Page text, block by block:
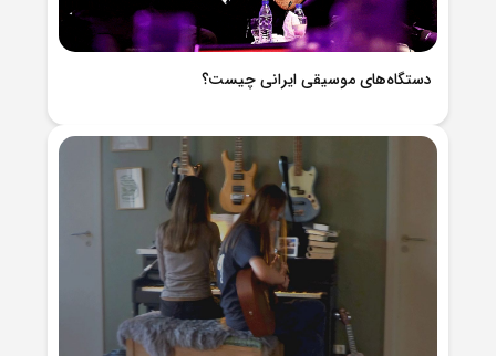
دستگاه‌های موسیقی ایرانی چیست؟